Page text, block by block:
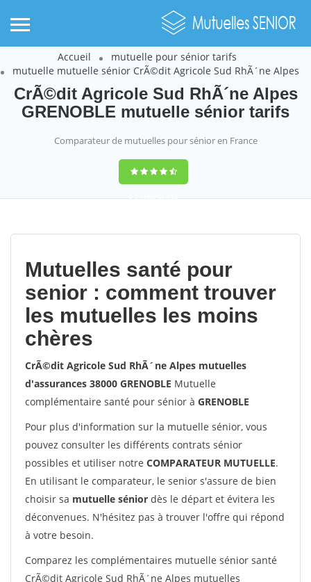
Accueil
mutuelle pour sénior tarifs
mutuelle mutuelle sénior CrÃ©dit Agricole Sud RhÃ´ne Alpes
CrÃ©dit Agricole Sud RhÃ´ne Alpes
GRENOBLE mutuelle sénior tarifs
Comparateur de mutuelles pour sénior en France
9,2(100%)452
Mutuelles santé pour
senior : comment trouver
les mutuelles les moins
chères
CrÃ©dit Agricole Sud RhÃ´ne Alpes mutuelles
d'assurances 38000 GRENOBLE Mutuelle
complémentaire santé pour sénior à GRENOBLE
Pour plus d'information sur la mutuelle sénior, vous
pouvez consulter les différents contrats sénior
possibles et utiliser notre COMPARATEUR MUTUELLE.
En utilisant le comparateur, le senior s'assure de bien
choisir sa mutuelle sénior dès le départ et évitera les
déconvenues. N'hésitez pas à trouver l'offre qui répond
à votre besoin.
Comparez les complémentaires mutuelle sénior santé
CrÃ©dit Agricole Sud RhÃ´ne Alpes mutuelles